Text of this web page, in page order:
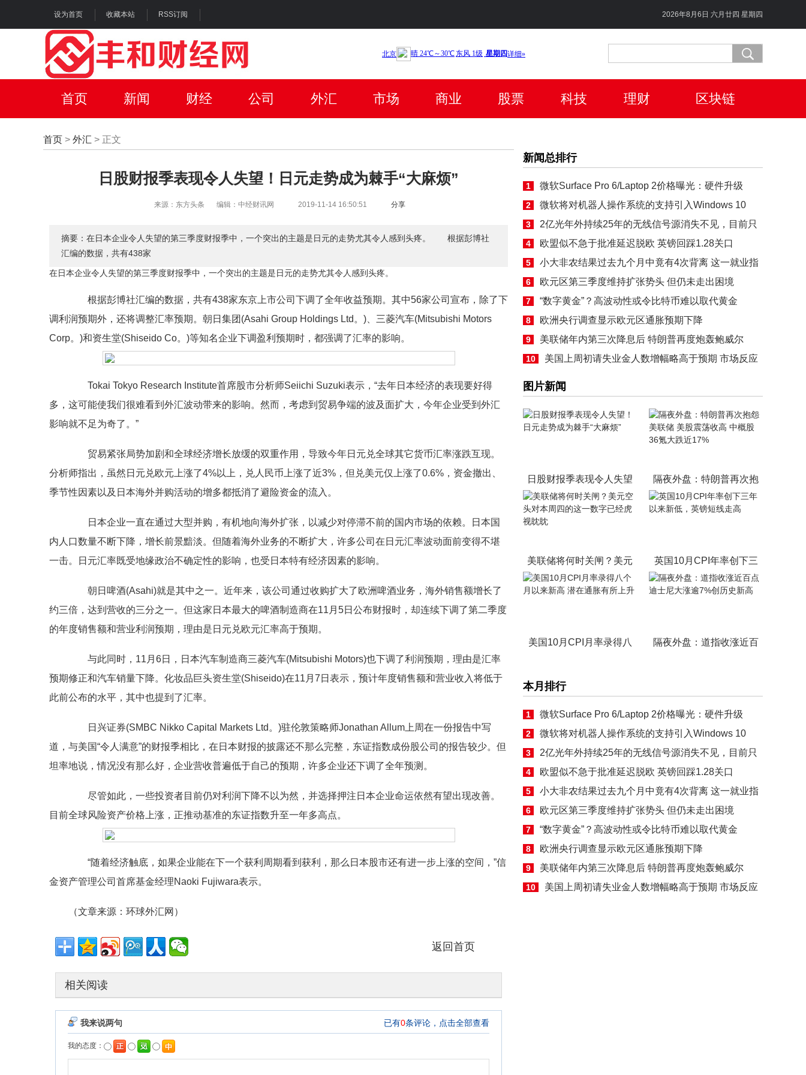
设为首页 收藏本站 RSS订阅 2026年8月6日 六月廿四 星期四
首页 新闻 财经 公司 外汇 市场 商业 股票 科技 理财 区块链
首页 > 外汇 > 正文
日股财报季表现令人失望！日元走势成为棘手“大麻烦”
来源：东方头条 编辑：中经财讯网 2019-11-14 16:50:51 分享
摘要：在日本企业令人失望的第三季度财报季中，一个突出的主题是日元的走势尤其令人感到头疼。 根据彭博社
汇编的数据，共有438家
在日本企业令人失望的第三季度财报季中，一个突出的主题是日元的走势尤其令人感到头疼。
根据彭博社汇编的数据，共有438家东京上市公司下调了全年收益预期。其中56家公司宣布，除了下
调利润预期外，还将调整汇率预期。朝日集团(Asahi Group Holdings Ltd。)、三菱汽车(Mitsubishi Motors
Corp。)和资生堂(Shiseido Co。)等知名企业下调盈利预期时，都强调了汇率的影响。
Tokai Tokyo Research Institute首席股市分析师Seiichi Suzuki表示，“去年日本经济的表现要好得
多，这可能使我们很难看到外汇波动带来的影响。然而，考虑到贸易争端的波及面扩大，今年企业受到外汇
影响就不足为奇了。”
贸易紧张局势加剧和全球经济增长放缓的双重作用，导致今年日元兑全球其它货币汇率涨跌互现。
分析师指出，虽然日元兑欧元上涨了4%以上，兑人民币上涨了近3%，但兑美元仅上涨了0.6%，资金撤出、
季节性因素以及日本海外并购活动的增多都抵消了避险资金的流入。
日本企业一直在通过大型并购，有机地向海外扩张，以减少对停滞不前的国内市场的依赖。日本国
内人口数量不断下降，增长前景黯淡。但随着海外业务的不断扩大，许多公司在日元汇率波动面前变得不堪
一击。日元汇率既受地缘政治不确定性的影响，也受日本特有经济因素的影响。
朝日啤酒(Asahi)就是其中之一。近年来，该公司通过收购扩大了欧洲啤酒业务，海外销售额增长了
约三倍，达到营收的三分之一。但这家日本最大的啤酒制造商在11月5日公布财报时，却连续下调了第二季度
的年度销售额和营业利润预期，理由是日元兑欧元汇率高于预期。
与此同时，11月6日，日本汽车制造商三菱汽车(Mitsubishi Motors)也下调了利润预期，理由是汇率
预期修正和汽车销量下降。化妆品巨头资生堂(Shiseido)在11月7日表示，预计年度销售额和营业收入将低于
此前公布的水平，其中也提到了汇率。
日兴证券(SMBC Nikko Capital Markets Ltd。)驻伦敦策略师Jonathan Allum上周在一份报告中写
道，与美国“令人满意”的财报季相比，在日本财报的披露还不那么完整，东证指数成份股公司的报告较少。但
坦率地说，情况没有那么好，企业营收普遍低于自己的预期，许多企业还下调了全年预测。
尽管如此，一些投资者目前仍对利润下降不以为然，并选择押注日本企业命运依然有望出现改善。
目前全球风险资产价格上涨，正推动基准的东证指数升至一年多高点。
“随着经济触底，如果企业能在下一个获利周期看到获利，那么日本股市还有进一步上涨的空间，”信
金资产管理公司首席基金经理Naoki Fujiwara表示。
（文章来源：环球外汇网）
返回首页
相关阅读
新闻总排行
1 微软Surface Pro 6/Laptop 2价格曝光：硬件升级
2 微软将对机器人操作系统的支持引入Windows 10
3
2亿光年外持续25年的无线信号源消失不见，目前只
4 欧盟似不急于批准延迟脱欧 英镑回踩1.28关口
5
小大非农结果过去九个月中竟有4次背离 这一就业指
标已降至危机以来的最低水平
6 欧元区第三季度维持扩张势头 但仍未走出困境
7 “数字黄金”？高波动性或令比特币难以取代黄金
8 欧洲央行调查显示欧元区通胀预期下降
9 美联储年内第三次降息后 特朗普再度炮轰鲍威尔
10
美国上周初请失业金人数增幅略高于预期 市场反应
图片新闻
日股财报季表现令人失望 隔夜外盘：特朗普再次抱
美联储将何时关闸？美元 英国10月CPI年率创下三
美国10月CPI月率录得八 隔夜外盘：道指收涨近百
本月排行
1 微软Surface Pro 6/Laptop 2价格曝光：硬件升级
2 微软将对机器人操作系统的支持引入Windows 10
3
2亿光年外持续25年的无线信号源消失不见，目前只
4 欧盟似不急于批准延迟脱欧 英镑回踩1.28关口
5
小大非农结果过去九个月中竟有4次背离 这一就业指
标已降至危机以来的最低水平
6 欧元区第三季度维持扩张势头 但仍未走出困境
7 “数字黄金”？高波动性或令比特币难以取代黄金
8 欧洲央行调查显示欧元区通胀预期下降
9 美联储年内第三次降息后 特朗普再度炮轰鲍威尔
10
美国上周初请失业金人数增幅略高于预期 市场反应